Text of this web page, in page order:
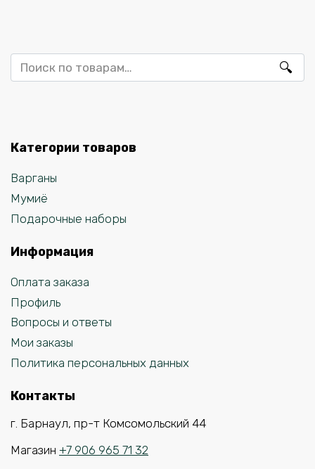
Искать:
Категории товаров
Варганы
Мумиё
Подарочные наборы
Информация
Оплата заказа
Профиль
Вопросы и ответы
Мои заказы
Политика персональных данных
Контакты
г. Барнаул, пр-т Комсомольский 44
Магазин +7 906 965 71 32